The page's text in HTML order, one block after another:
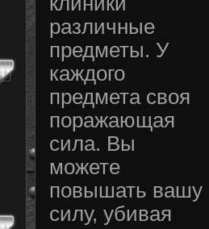
различные
предметы. У
каждого
предмета своя
поражающая
сила. Вы
можете
повышать вашу
силу, убивая